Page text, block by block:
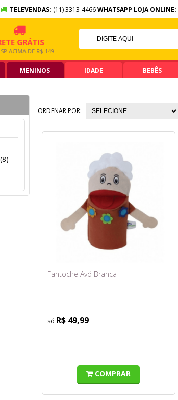
TELEVENDAS: (11) 3313-4466WHATSAPP LOJA ONLINE:
DE R$ 149,90
5% OFF NO PIX
PIX ACIMA DE R$ 99,90
MENINOS IDADE BEBÊS
ORDENAR POR:
Fantoche Avó Branca
R$ 49,99
COMPRAR